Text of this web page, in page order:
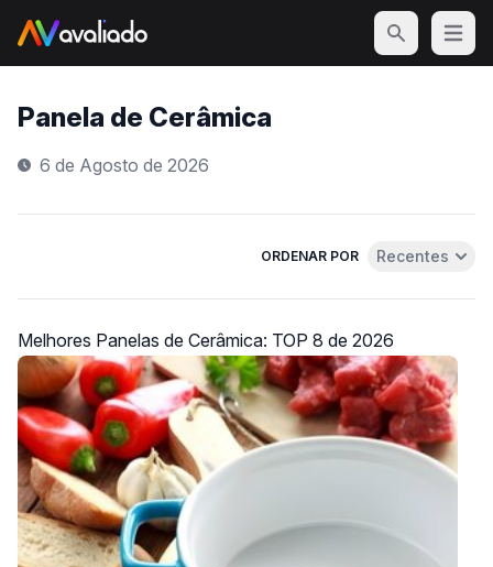
Open
Panela de Cerâmica
6 de Agosto de 2026
ORDENAR POR Abrir menu de
Recentes
Melhores Panelas de Cerâmica: TOP 8 de 2026